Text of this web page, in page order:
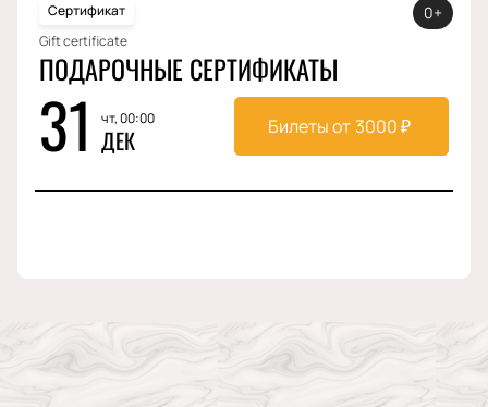
Сертификат
Gift certificate
ПОДАРОЧНЫЕ СЕРТИФИКАТЫ
31 чт, 00:00
ДЕК
0+
Билеты от 3000₽